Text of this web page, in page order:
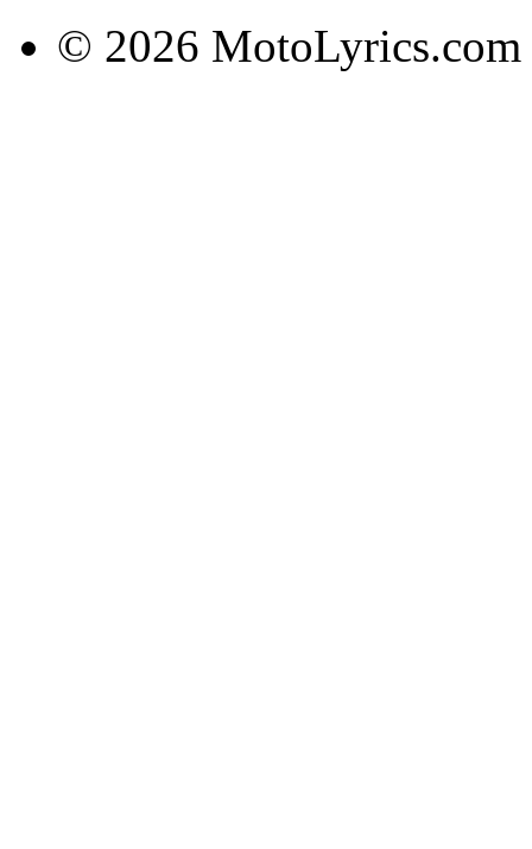
© 2026 MotoLyrics.com